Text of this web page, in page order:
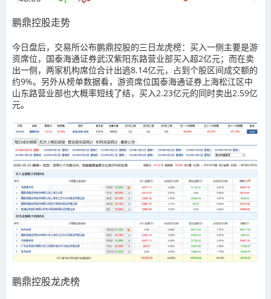
鹏鼎控股走势
今日盘后，交易所公布鹏鼎控股的三日龙虎榜：买入一侧主要是游
资席位，国泰海通证券武汉紫阳东路营业部买入超2亿元；而在卖
出一侧，两家机构席位合计出逃8.14亿元，占到个股区间成交额的
约9%。另外从榜单数据看，游资席位国泰海通证券上海松江区中
山东路营业部也大概率短线了结，买入2.23亿元的同时卖出2.59亿
元。
鹏鼎控股龙虎榜